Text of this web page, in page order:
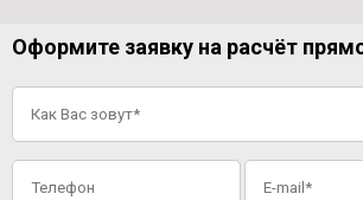
Оформите заявку на расчёт